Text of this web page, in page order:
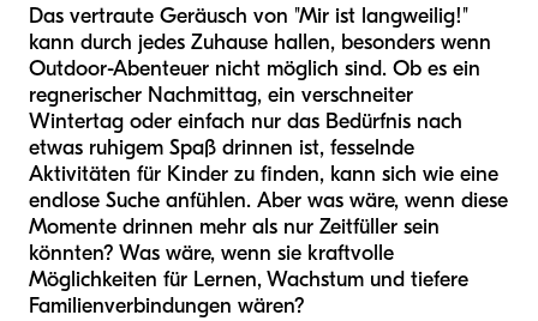
Das vertraute Geräusch von "Mir ist langweilig!"
kann durch jedes Zuhause hallen, besonders wenn
Outdoor-Abenteuer nicht möglich sind. Ob es ein
regnerischer Nachmittag, ein verschneiter
Wintertag oder einfach nur das Bedürfnis nach
etwas ruhigem Spaß drinnen ist, fesselnde
Aktivitäten für Kinder zu finden, kann sich wie eine
endlose Suche anfühlen. Aber was wäre, wenn diese
Momente drinnen mehr als nur Zeitfüller sein
könnten? Was wäre, wenn sie kraftvolle
Möglichkeiten für Lernen, Wachstum und tiefere
Familienverbindungen wären?